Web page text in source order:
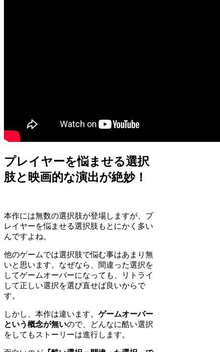
プレイヤーを悩ませる選択
肢と映画的な演出が絶妙！
本作には無数の選択肢が登場しますが、プ
レイヤーを悩ませる選択肢もとにかく多い
んですよね。
他のゲームでは選択肢で悩む事はあまり無
いと思います。なぜなら、間違った選択を
してゲームオーバーになっても、リトライ
して正しい選択を選び直せば良いからで
す。
しかし、本作は違います。 ゲームオーバー
という概念が無いので、どんなに酷い選択
をしてもストーリーは進行します。